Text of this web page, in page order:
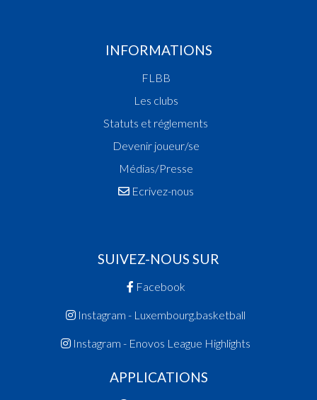
INFORMATIONS
FLBB
Les clubs
Statuts et réglements
Devenir joueur/se
Médias/Presse
Ecrivez-nous
SUIVEZ-NOUS SUR
Facebook
Instagram - Luxembourg.basketball
Instagram - Enovos League Highlights
APPLICATIONS